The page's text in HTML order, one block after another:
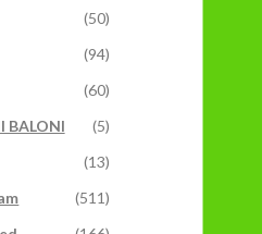
(50)
(94)
(60)
BALONI
(5)
(13)
(511)